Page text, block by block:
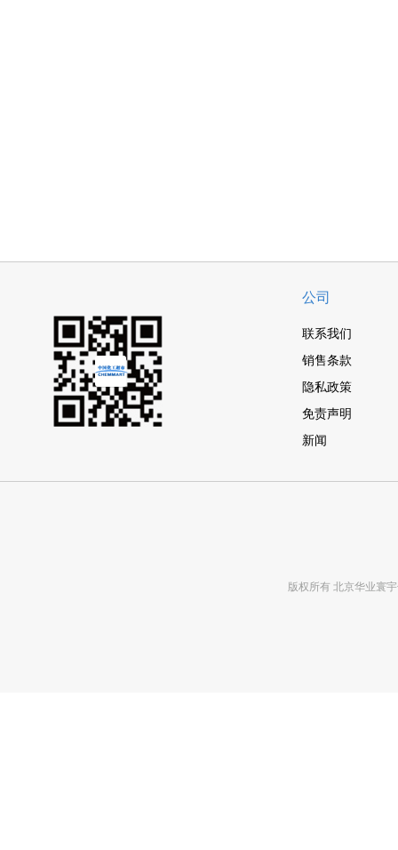
公司
联系我们
销售条款
隐私政策
免责声明
新闻
版权所有 北京华业寰